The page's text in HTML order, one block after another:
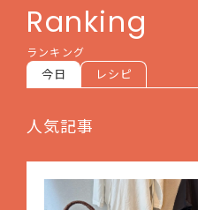
Ranking
ランキング
今日 レシピ
人気記事